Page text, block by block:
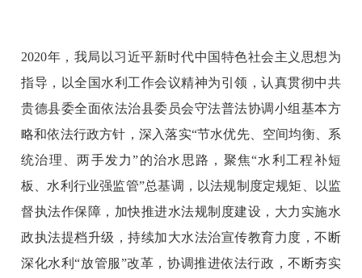
2020年，我局以习近平新时代中国特色社会主义思想为
指导，以全国水利工作会议精神为引领，认真贯彻中共
贵德县委全面依法治县委员会守法普法协调小组基本方
略和依法行政方针，深入落实“节水优先、空间均衡、系
统治理、两手发力”的治水思路，聚焦“水利工程补短
板、水利行业强监管”总基调，以法规制度定规矩、以监
督执法作保障，加快推进水法规制度建设，大力实施水
政执法提档升级，持续加大水法治宣传教育力度，不断
深化水利“放管服”改革，协调推进依法行政，不断夯实